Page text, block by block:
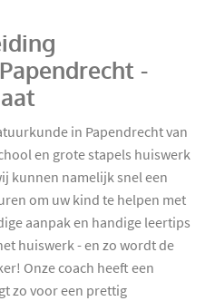
-
in Papendrecht van
en grote stapels huiswerk
kunnen namelijk snel een
om uw kind te helpen met
aanpak en handige leertips
huiswerk - en zo wordt de
Onze coach heeft een
zo voor een prettig